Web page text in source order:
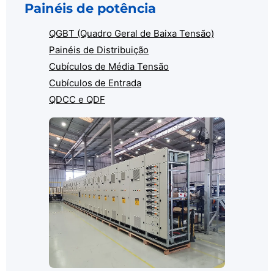
Painéis de potência
QGBT (Quadro Geral de Baixa Tensão)
Painéis de Distribuição
Cubículos de Média Tensão
Cubículos de Entrada
QDCC e QDF